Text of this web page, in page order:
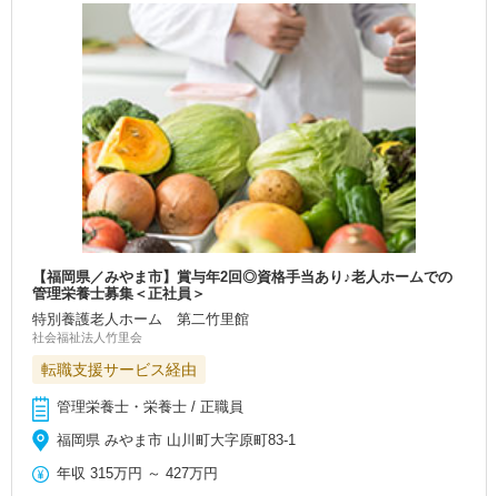
【福岡県／みやま市】賞与年2回◎資格手当あり♪老人ホームでの
管理栄養士募集＜正社員＞
特別養護老人ホーム 第二竹里館
社会福祉法人竹里会
転職支援サービス経由
管理栄養士・栄養士 / 正職員
福岡県 みやま市 山川町大字原町83-1
年収 315万円 ～427万円